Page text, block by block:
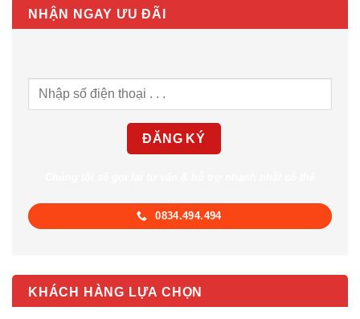
NHẬN NGAY ƯU ĐÃI
0834.494.494
KHÁCH HÀNG LỰA CHỌN